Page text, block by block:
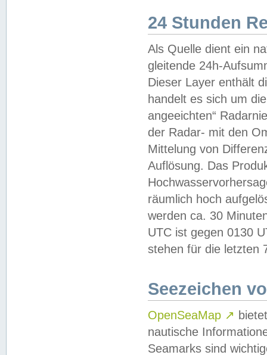
24 Stunden
Als Quelle dient ein
gleitende 24h-
Dieser Layer enthält
handelt es sich um
angeeichten“
der Radar- mit den
Mittelung von
Auflösung. Das
räumlich hoch
werden ca. 30
UTC ist gegen 0130
stehen für die letzten
Seezeichen
OpenSeaMap ↗
nautische
Seamarks sind